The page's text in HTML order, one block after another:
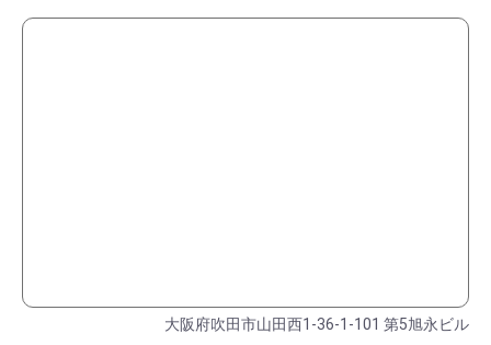
大阪府吹田市山田西1-36-1-101 第5旭永ビル